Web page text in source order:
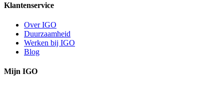
Klantenservice
Over IGO
Duurzaamheid
Werken bij IGO
Blog
Mijn IGO